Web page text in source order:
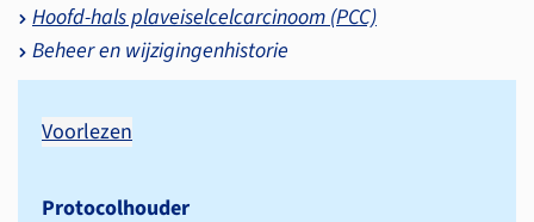
Hoofd-hals plaveiselcelcarcinoom (PCC)
Beheer en wijzigingenhistorie
Voorlezen
Protocolhouder